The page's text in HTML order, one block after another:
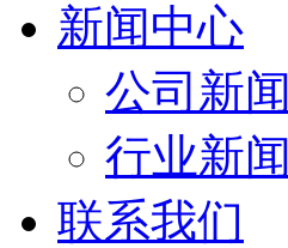
新闻中心
公司新闻
行业新闻
联系我们